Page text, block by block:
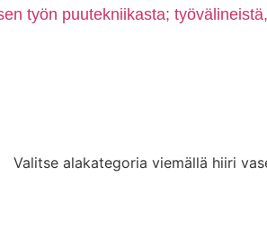
työn puutekniikasta;
Valitse alakategoria viemällä hiiri